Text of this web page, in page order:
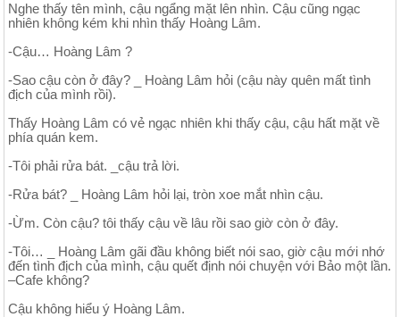
Nghe thấy tên mình, cậu ngẩng mặt lên nhìn. Cậu cũng ngạc
nhiên không kém khi nhìn thấy Hoàng Lâm.
-Cậu… Hoàng Lâm ?
-Sao cậu còn ở đây? _ Hoàng Lâm hỏi (cậu này quên mất tình
địch của mình rồi).
Thấy Hoàng Lâm có vẻ ngạc nhiên khi thấy cậu, cậu hất mặt về
phía quán kem.
-Tôi phải rửa bát. _cậu trả lời.
-Rửa bát? _ Hoàng Lâm hỏi lại, tròn xoe mắt nhìn cậu.
-Ừm. Còn cậu? tôi thấy cậu về lâu rồi sao giờ còn ở đây.
-Tôi… _ Hoàng Lâm gãi đầu không biết nói sao, giờ cậu mới nhớ
đến tình địch của mình, cậu quết định nói chuyện với Bảo một lần.
–Cafe không?
Cậu không hiểu ý Hoàng Lâm.